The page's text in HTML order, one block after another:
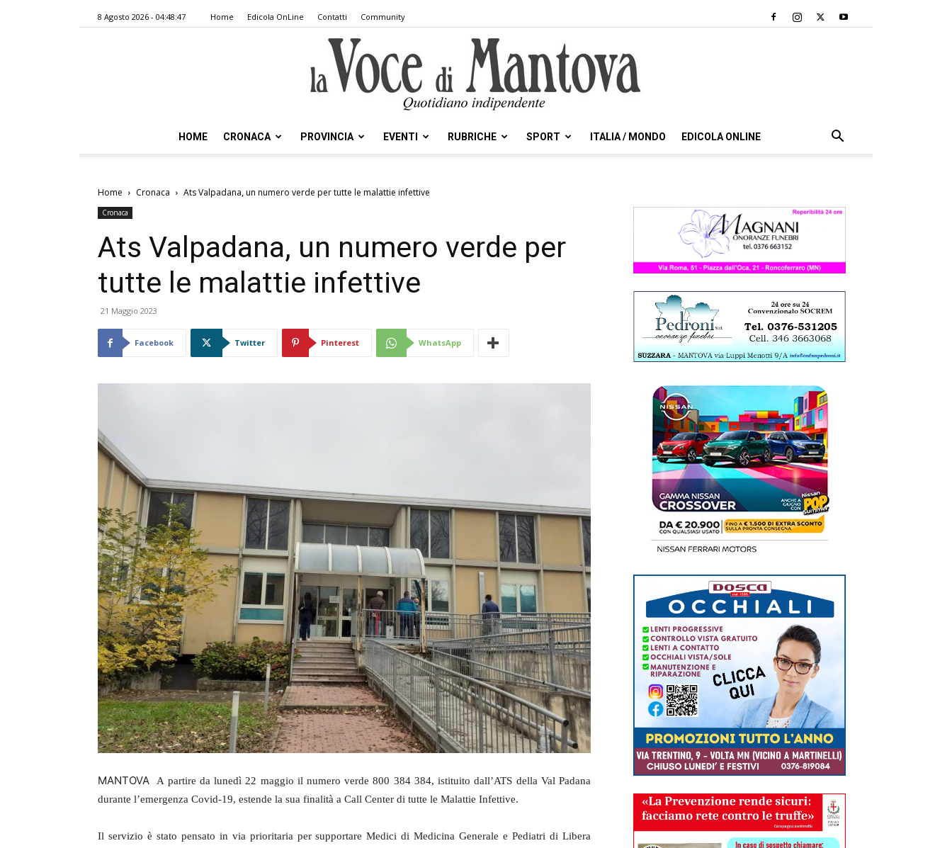
8 Agosto 2026 - 04:48:47 Home Edicola OnLine Contatti Community
Voce
HOME CRONACA PROVINCIA EVENTI RUBRICHE SPORT ITALIA / MONDO EDICOLA ONLINE
Home Cronaca Ats Valpadana, un numero verde per tutte le malattie infettive
Cronaca
Ats Valpadana, un numero verde per
tutte le malattie infettive
21 Maggio 2023
Facebook Twitter Pinterest WhatsApp
MANTOVAA partire da lunedì 22 maggio il numero verde 800 384 384, istituito dall’ATS della Val Padana
durante l’emergenza Covid-19, estende la sua finalità a Call Center di tutte le Malattie Infettive.
Il servizio è stato pensato in via prioritaria per supportare Medici di Medicina Generale e Pediatri di Libera